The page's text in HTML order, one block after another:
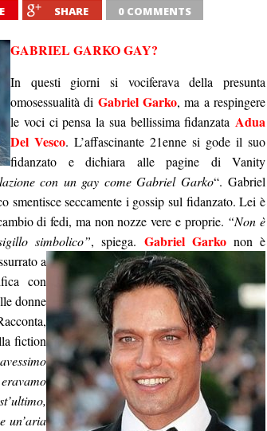
SHARE 0 COMMENTS
GABRIEL GARKO GAY?
In questi giorni si vociferava della presunta
omosessualità di Gabriel Garko, ma a respingere
le voci ci pensa la sua bellissima fidanzata Adua
Del Vesco. L’affascinante 21enne si gode il suo
fidanzato e dichiara alle pagine di Vanity
con un gay come Gabriel Garko“. Gabriel
seccamente i gossip sul fidanzato. Lei è
di fedi, ma non nozze vere e proprie. “Non è
simbolico”, spiega. Gabriel Garko non è
a
con
donne
fiction
un’aria